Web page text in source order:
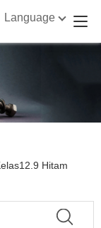
Language
Hitam